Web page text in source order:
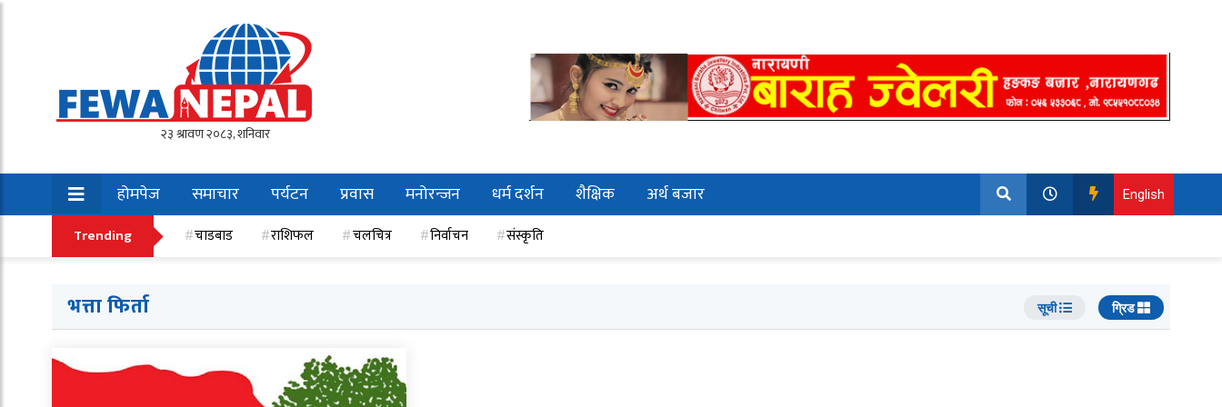
होमपेज समाचार पर्यटन प्रवास मनोरन्जन धर्म दर्शन शैक्षिक
अर्थ बजार
खेलकुद
English
Trending चाडबाड राशिफल चलचित्र निर्वाचन संस्कृति
भत्ता फिर्ता सूची ग्रिड